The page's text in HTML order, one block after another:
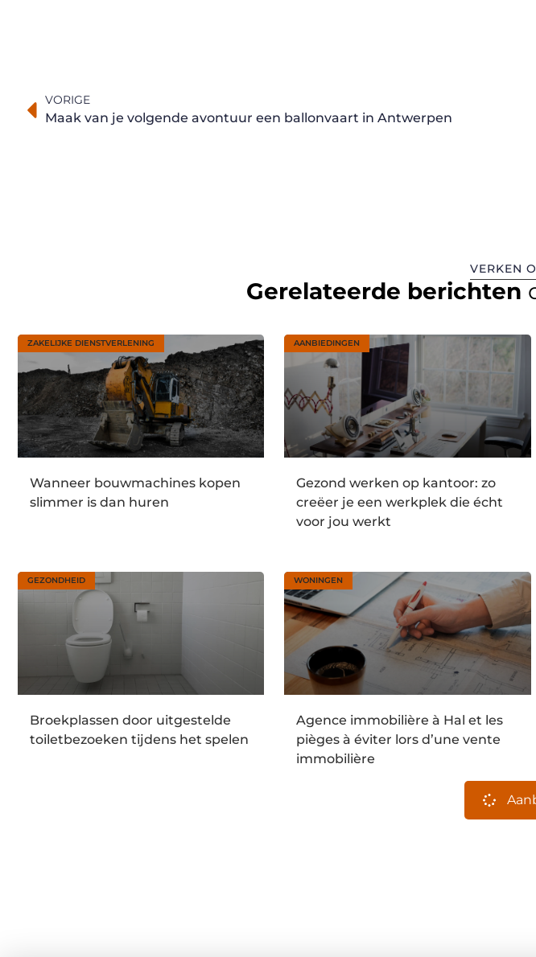
VORIGE
Maak van je volgende avontuur een ballonvaart in Antwerpen
VERKEN
Gerelateerde berichten
ZAKELIJKE DIENSTVERLENING
Wanneer bouwmachines kopen
slimmer is dan huren
AANBIEDINGEN
Gezond werken op kantoor: zo
creëer je een werkplek die écht
voor jou werkt
GEZONDHEID
Broekplassen door uitgestelde
toiletbezoeken tijdens het spelen
WONINGEN
Agence immobilière à Hal et les
pièges à éviter lors d’une vente
immobilière